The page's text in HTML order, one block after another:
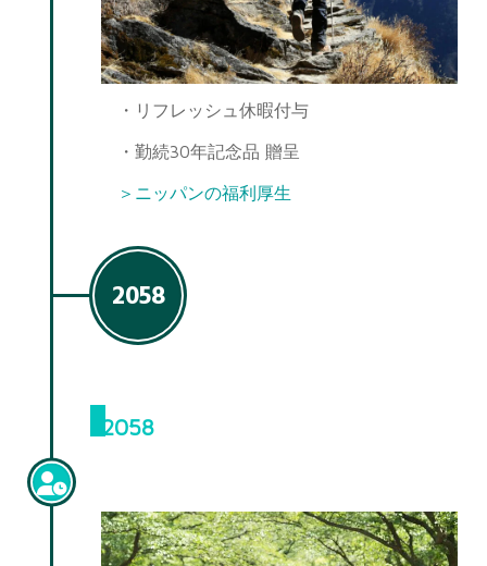
・リフレッシュ休暇付与
・勤続30年記念品 贈呈
＞ニッパンの福利厚生
2058
2058